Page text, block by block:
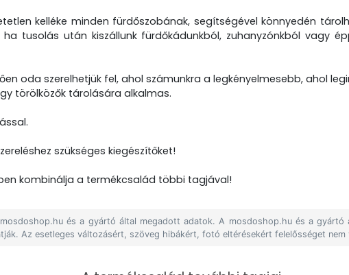
kelléke minden fürdőszobának, segítségével könnyedén
ha tusolás után kiszállunk fürdőkádunkból, zuhanyzónkból vagy
oda szerelhetjük fel, ahol számunkra a legkényelmesebb, ahol
törölközők tárolására alkalmas.
szükséges kiegészítőket!
kombinálja a termékcsalád többi tagjával!
és a gyártó által megadott adatok. A mosdoshop.hu és a gyártó
Az esetleges változásért, szöveg hibákért, fotó eltérésekért felelősséget nem